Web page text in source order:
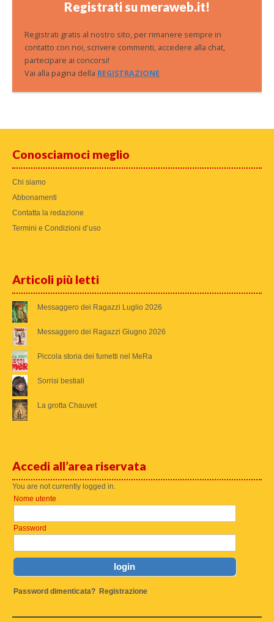
Registrati su meraweb.it!
Registrati gratis al nostro sito, per rimanere sempre in
contatto con noi, scrivere commenti, accedere alla chat,
partecipare ai concorsi!
Vai alla pagina della REGISTRAZIONE
Conosciamoci meglio
Chi siamo
Abbonamenti
Contatta la redazione
Termini e Condizioni d’uso
Articoli più letti
Messaggero dei Ragazzi Luglio 2026
Messaggero dei Ragazzi Giugno 2026
Piccola storia dei fumetti nel MeRa
Sorrisi bestiali
La grotta Chauvet
Accedi all’area riservata
You are not currently logged in.
Nome utente
Password
Password dimenticata? Registrazione